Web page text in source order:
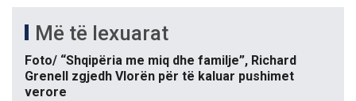
Më të lexuarat
Foto/ “Shqipëria me miq dhe familje”, Richard
Grenell zgjedh Vlorën për të kaluar pushimet
verore